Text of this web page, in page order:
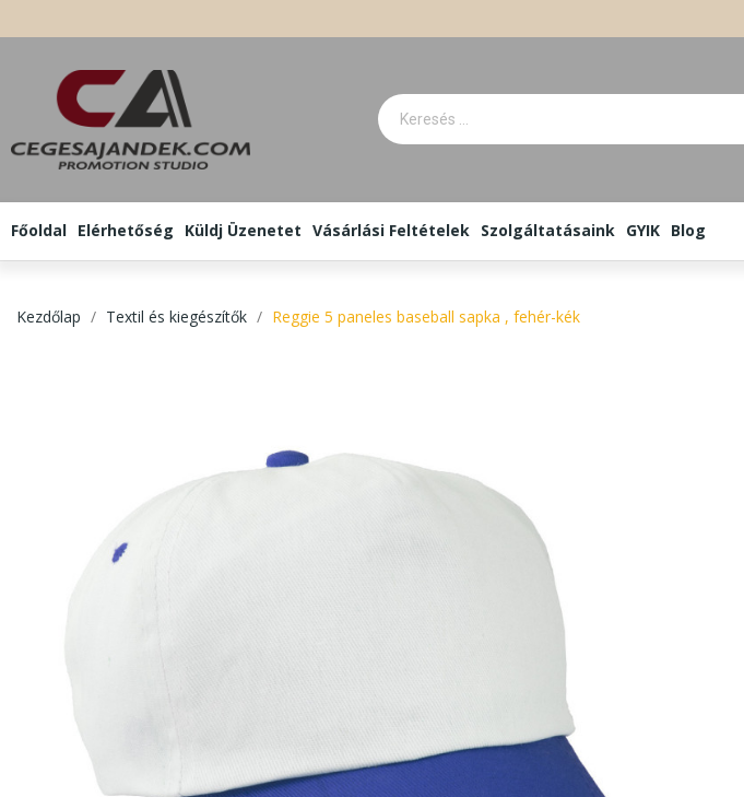
Főoldal Elérhetőség Küldj Üzenetet Vásárlási Feltételek Szolgáltatásaink GYIK Blog
Kezdőlap Textil és kiegészítők Reggie 5 paneles baseball sapka , fehér-kék